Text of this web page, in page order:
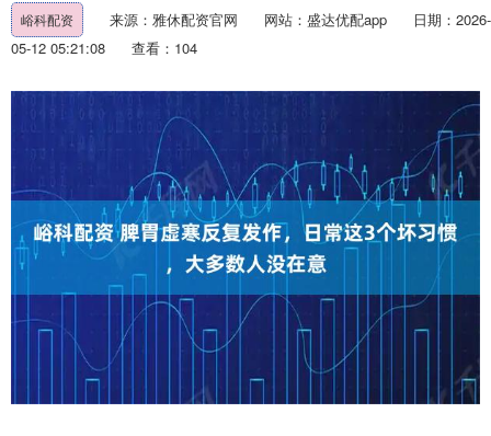
峪科配资 来源：雅休配资官网 网站：盛达优配app
日期：2026-
05-12 05:21:08
查看：104